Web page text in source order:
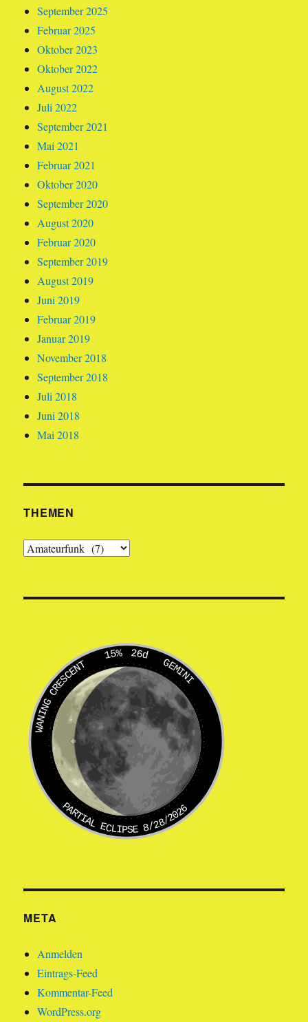
September 2025
Februar 2025
Oktober 2023
Oktober 2022
August 2022
Juli 2022
September 2021
Mai 2021
Februar 2021
Oktober 2020
September 2020
August 2020
Februar 2020
September 2019
August 2019
Juni 2019
Februar 2019
Januar 2019
November 2018
September 2018
Juli 2018
Juni 2018
Mai 2018
THEMEN
Themen
15% 26d
GEMINI
WANING CRESCENT
PARTIAL ECLIPSE 8/28/2026
META
Anmelden
Eintrags-Feed
Kommentar-Feed
WordPress.org